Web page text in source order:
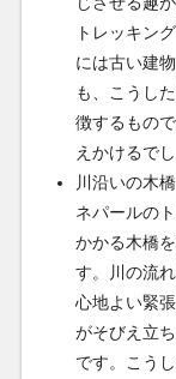
トレッキン
には古い建
も、こうし
徴するもの
えかけるでし
川沿いの木
ネパールの
かかる木橋
す。川の流
心地よい緊
がそびえ立
です。こう